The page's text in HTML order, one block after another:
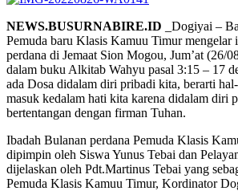
NEWS.BUSURNABIRE.ID _Dogiyai –
Pemuda baru Klasis Kamuu Timur mengelar
perdana di Jemaat Sion Mogou, Jum’at (26/
dalam buku Alkitab Wahyu pasal 3:15 – 17
ada Dosa didalam diri pribadi kita, berarti
masuk kedalam hati kita karena didalam diri
bertentangan dengan firman Tuhan.
Ibadah Bulanan perdana Pemuda Klasis
dipimpin oleh Siswa Yunus Tebai dan
dijelaskan oleh Pdt.Martinus Tebai yang
Pemuda Klasis Kamuu Timur, Kordinator